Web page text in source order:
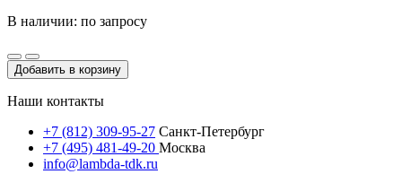
В наличии: по запросу
Добавить в корзину
Наши контакты
+7 (812) 309-95-27 Санкт-Петербург
+7 (495) 481-49-20 Москва
info@lambda-tdk.ru